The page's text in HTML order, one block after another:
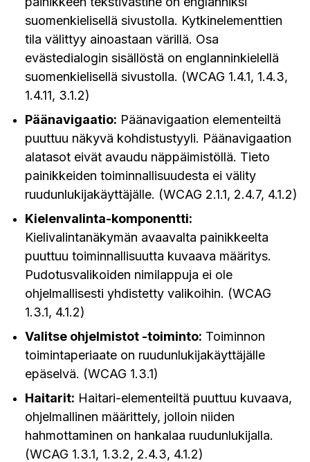
suomenkielisellä sivustolla. Kytkinelementtien
tila välittyy ainoastaan värillä. Osa
evästedialogin sisällöstä on englanninkielellä
suomenkielisellä sivustolla. (WCAG 1.4.1, 1.4.3,
1.4.11, 3.1.2)
Päänavigaatio: Päänavigaation elementeiltä
puuttuu näkyvä kohdistustyyli. Päänavigaation
alatasot eivät avaudu näppäimistöllä. Tieto
painikkeiden toiminnallisuudesta ei välity
ruudunlukijakäyttäjälle. (WCAG 2.1.1, 2.4.7, 4.1.2)
Kielenvalinta-komponentti:
Kielivalintanäkymän avaavalta painikkeelta
puuttuu toiminnallisuutta kuvaava määritys.
Pudotusvalikoiden nimilappuja ei ole
ohjelmallisesti yhdistetty valikoihin. (WCAG
1.3.1, 4.1.2)
Valitse ohjelmistot -toiminto: Toiminnon
toimintaperiaate on ruudunlukijakäyttäjälle
epäselvä. (WCAG 1.3.1)
Haitarit: Haitari-elementeiltä puuttuu kuvaava,
ohjelmallinen määrittely, jolloin niiden
hahmottaminen on hankalaa ruudunlukijalla.
(WCAG 1.3.1, 1.3.2, 2.4.3, 4.1.2)